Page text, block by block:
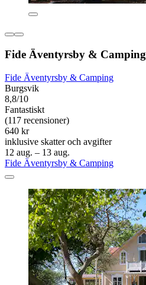
Fide Äventyrsby & Camping
Fide Äventyrsby & Camping
Burgsvik
8,8/10
Fantastiskt
(117 recensioner)
640 kr
inklusive skatter och avgifter
12 aug. – 13 aug.
Fide Äventyrsby & Camping